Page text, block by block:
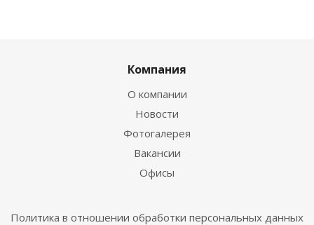
Компания
О компании
Новости
Фотогалерея
Вакансии
Офисы
Политика в отношении обработки персональных данных